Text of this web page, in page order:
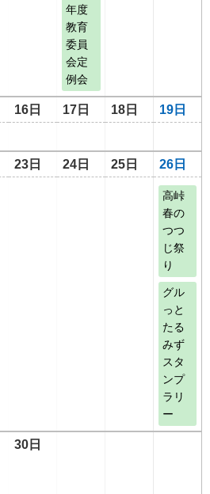
年度
教育
委員
会定
例会
16日 17日 18日 19日
23日 24日 25日 26日
高峠
春の
つつ
じ祭
り
グル
っと
たる
みず
スタ
ンプ
ラリ
ー
30日